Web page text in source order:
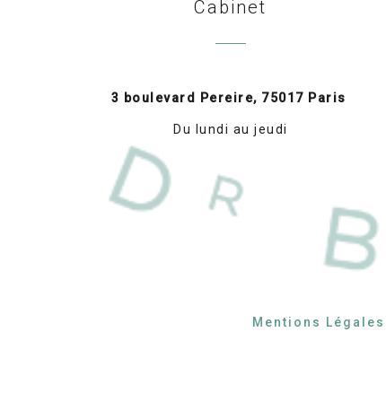
Cabinet
3 boulevard Pereire, 75017 Paris
Du lundi au jeudi
Mentions Légales